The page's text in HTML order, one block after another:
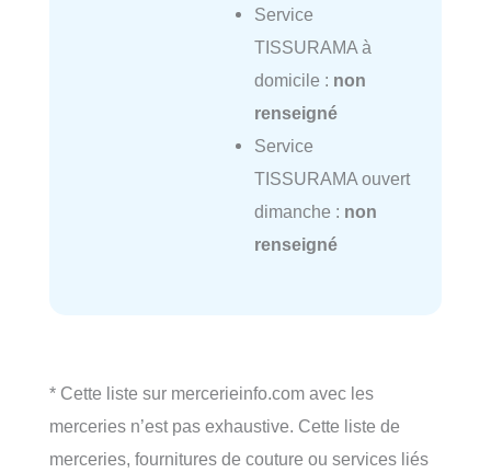
Service
TISSURAMA à
domicile : non
renseigné
Service
TISSURAMA ouvert
dimanche : non
renseigné
* Cette liste sur mercerieinfo.com avec les
merceries n’est pas exhaustive. Cette liste de
merceries, fournitures de couture ou services liés